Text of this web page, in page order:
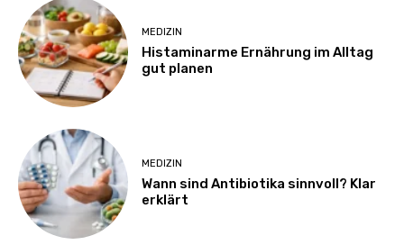
MEDIZIN
Histaminarme Ernährung im Alltag
gut planen
MEDIZIN
Wann sind Antibiotika sinnvoll? Klar
erklärt